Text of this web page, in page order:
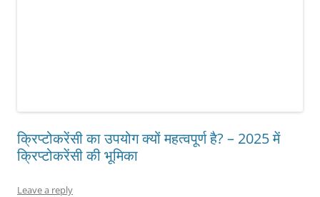
क्रिप्टोकरेंसी का उपयोग क्यों महत्वपूर्ण है? – 2025 में
क्रिप्टोकरेंसी की भूमिका
Leave a reply